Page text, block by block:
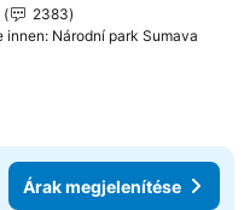
2383
innen: Národní park Sumava
Árak megjelenítése